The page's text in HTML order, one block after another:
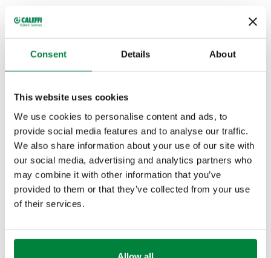
Consent Details About
This website uses cookies
We use cookies to personalise content and ads, to
provide social media features and to analyse our traffic.
We also share information about your use of our site with
our social media, advertising and analytics partners who
may combine it with other information that you’ve
provided to them or that they’ve collected from your use
of their services.
Los elementos clave para prevenir Legionella en una
instalación sanitaria son:
Diseño esmerado de la red sanitari a con
especial atención al correcto
distribución.
Desinfección térmica específica con
dispositivos seleccionados para garantizar
temperaturas adecuadas que impidan la
proliferación de la bacteria.
Movimiento constante de agua
Correcto equilibrado del sistema de